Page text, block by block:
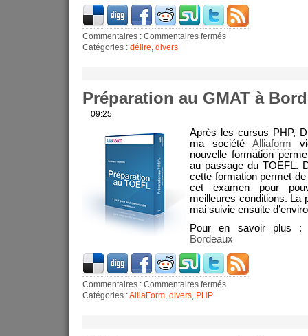
Commentaires : Commentaires fermés
Catégories : délire divers
Préparation au GMAT à
09:25
Après les cursus PHP,
ma société Alliaform
nouvelle formation
au passage du TOEFL.
cette formation permet
cet examen pour
meilleures conditions. La
mai suivie ensuite
Pour en savoir plus
Bordeaux
Commentaires : Commentaires fermés
Catégories :AlliaForm, divers, PHP